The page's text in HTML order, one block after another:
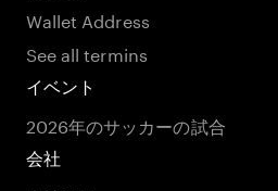
Wallet Address
See all termins
イベント
2026年のサッカーの試合
会社